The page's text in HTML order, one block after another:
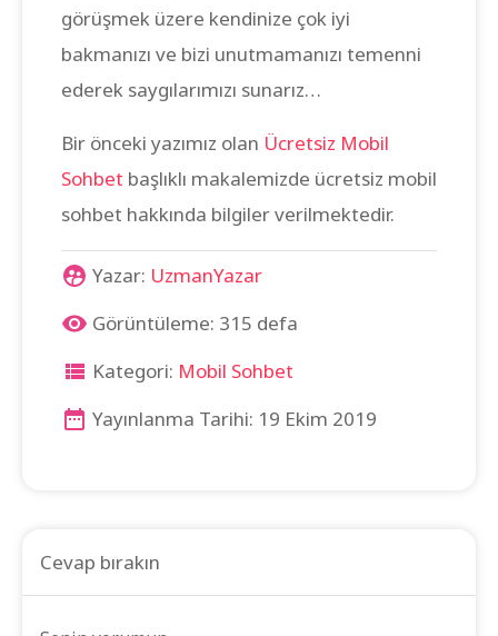
görüşmek üzere kendinize çok iyi
bakmanızı ve bizi unutmamanızı temenni
ederek saygılarımızı sunarız…
Bir önceki yazımız olan Ücretsiz Mobil
Sohbet başlıklı makalemizde ücretsiz mobil
sohbet hakkında bilgiler verilmektedir.
Yazar: UzmanYazar
Görüntüleme: 315 defa
Kategori: Mobil Sohbet
Yayınlanma Tarihi: 19 Ekim 2019
Cevap bırakın